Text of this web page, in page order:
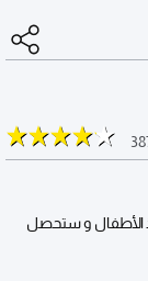
الأطفال و ستحصل